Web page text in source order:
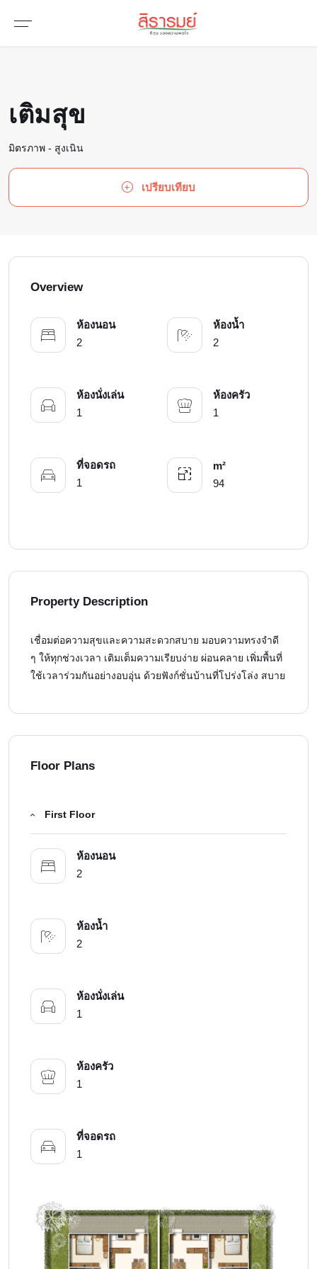
เติมสุข
มิตรภาพ - สูงเนิน
เปรียบเทียบ
Overview
ห้องนอน
2
ห้องน้ำ
2
ห้องนั่งเล่น
1
ห้องครัว
1
ที่จอดรถ
1
m²
94
Property Description
เชื่อมต่อความสุขและความสะดวกสบาย มอบความทรงจำดี
ๆ ให้ทุกช่วงเวลา เติมเต็มความเรียบง่าย ผ่อนคลาย เพิ่มพื้นที่
ใช้เวลาร่วมกันอย่างอบอุ่น ด้วยฟังก์ชั่นบ้านที่โปร่งโล่ง สบาย
Floor Plans
First Floor
ห้องนอน
2
ห้องน้ำ
2
ห้องนั่งเล่น
1
ห้องครัว
1
ที่จอดรถ
1